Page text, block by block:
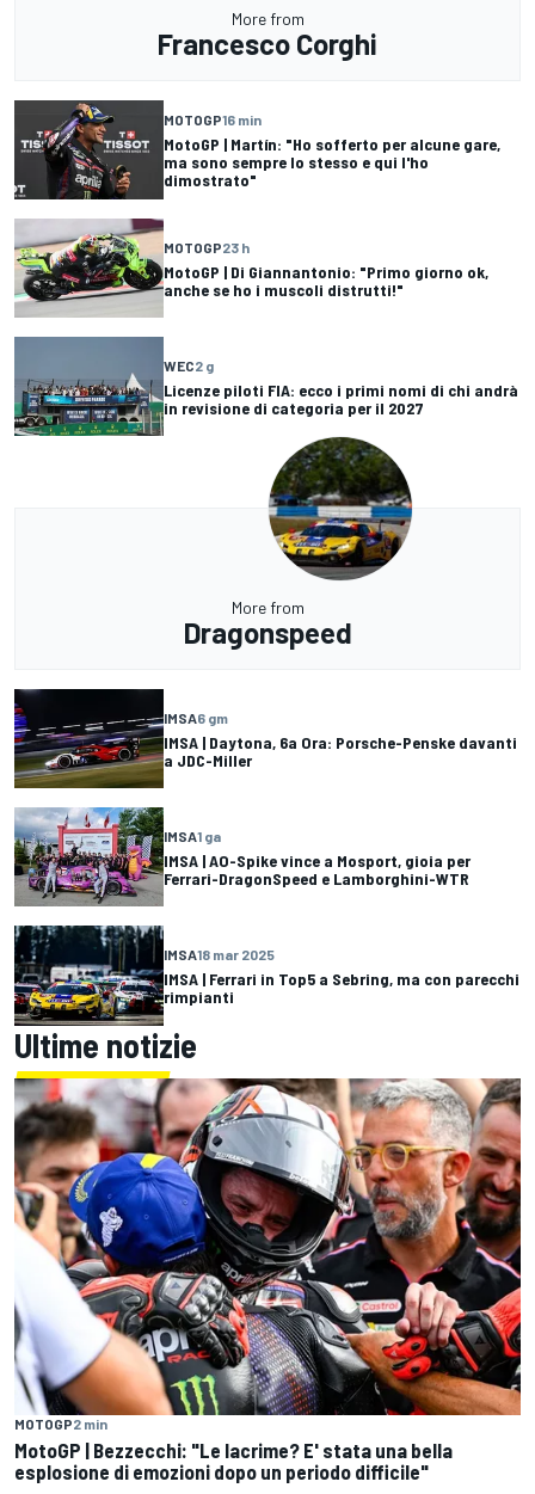
More from
Francesco Corghi
MOTOGP16 min
MotoGP | Martín: "Ho sofferto per alcune gare,
ma sono sempre lo stesso e qui l'ho
dimostrato"
MOTOGP23 h
MotoGP | Di Giannantonio: "Primo giorno ok,
anche se ho i muscoli distrutti!"
WEC2 g
Licenze piloti FIA: ecco i primi nomi di chi andrà
in revisione di categoria per il 2027
More from
Dragonspeed
IMSA6 gm
IMSA | Daytona, 6a Ora: Porsche-Penske davanti
a JDC-Miller
IMSA1 ga
IMSA | AO-Spike vince a Mosport, gioia per
Ferrari-DragonSpeed e Lamborghini-WTR
IMSA18 mar 2025
IMSA | Ferrari in Top5 a Sebring, ma con parecchi
rimpianti
Ultime notizie
MOTOGP2 min
MotoGP | Bezzecchi: "Le lacrime? E' stata una bella
esplosione di emozioni dopo un periodo difficile"